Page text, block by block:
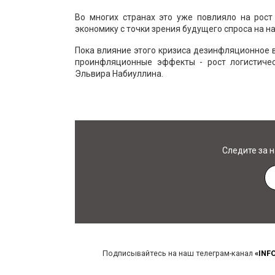
Во многих странах это уже повлияло на
экономику с точки зрения будущего спроса на
Пока влияние этого кризиса дезинфляционное
проинфляционные эффекты - рост
Эльвира Набиуллина.
Следите за
Подписывайтесь на наш телеграм-канал